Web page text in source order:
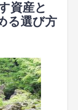
資産と
る選び方